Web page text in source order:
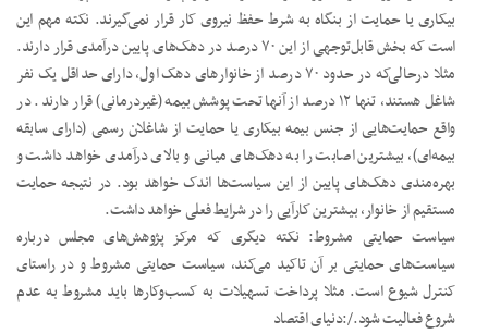
بیکاری یا حمایت از بنگاه به شرط حفظ نیروی کار قرار نمی‌گیرند. نکته مهم این
است که بخش قابل‌توجهی از این ۷۰ درصد در دهک‌های پایین درآمدی قرار دارند.
مثلا درحالی‌که در حدود ۷۰ درصد از خانوارهای دهک اول، دارای حداقل یک نفر
شاغل هستند، تنها ۱۲ درصد از آنها تحت پوشش بیمه (غیردرمانی) قرار دارند. در
واقع حمایت‌هایی از جنس بیمه بیکاری یا حمایت از شاغلان رسمی (دارای سابقه
بیمه‌ای)، بیشترین اصابت را به دهک‌های میانی و بالای درآمدی خواهد داشت و
بهره‌مندی دهک‌های پایین از این سیاست‌ها اندک خواهد بود. در نتیجه حمایت
مستقیم از خانوار، بیشترین کارآیی را در شرایط فعلی خواهد داشت.
سیاست حمایتی مشروط: نکته دیگری که مرکز پژوهش‌های مجلس درباره
سیاست‌های حمایتی بر آن تاکید می‌کند، سیاست حمایتی مشروط و در راستای
کنترل شیوع است. مثلا پرداخت تسهیلات به کسب‌وکارها باید مشروط به عدم
شروع فعالیت شود./:دنیای اقتصاد